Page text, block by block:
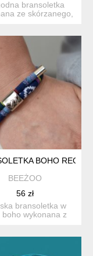
bransoletka
ze skórzanego,
TRIPLE HORSE RED
BOHO
BEEŻOO
56 zł
bransoletka w
boho wykonana z